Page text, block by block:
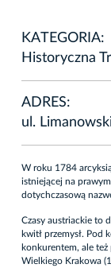
KATEGORIA:
Historyczna
ADRES:
ul.
W roku 1784
istniejącej na
dotychczasową
Czasy austriackie to
kwitł przemysł. Pod
konkurentem, ale
Wielkiego Krakowa